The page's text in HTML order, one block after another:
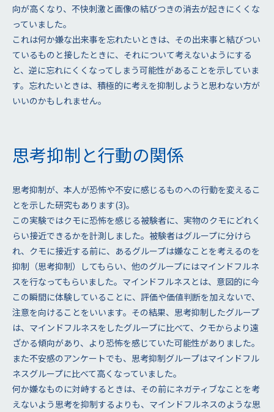
向が高くなり、不快刺激と画像の結びつきの消去が起きにくくな
っていました。
これは何か嫌な出来事を忘れたいときは、その出来事と結びつい
ているものと接したときに、それについて考えないようにする
と、逆に忘れにくくなってしまう可能性があることを示していま
す。忘れたいときは、積極的に考えを抑制しようと思わない方が
いいのかもしれません。
思考抑制と行動の関係
思考抑制が、本人が恐怖や不安に感じるものへの行動を変えるこ
とを示した研究もあります(3)。
この実験ではクモに恐怖を感じる被験者に、実物のクモにどれく
らい接近できるかを計測しました。被験者はグループに分けら
れ、クモに接近する前に、あるグループは嫌なことを考えるのを
抑制（思考抑制）してもらい、他のグループにはマインドフルネ
スを行なってもらいました。マインドフルネスとは、意図的に今
この瞬間に体験していることに、評価や価値判断を加えないで、
注意を向けることをいいます。その結果、思考抑制したグループ
は、マインドフルネスをしたグループに比べて、クモからより遠
ざかる傾向があり、より恐怖を感じていた可能性がありました。
また不安感のアンケートでも、思考抑制グループはマインドフル
ネスグループに比べて高くなっていました。
何か嫌なものに対峙するときは、その前にネガティブなことを考
えないよう思考を抑制するよりも、マインドフルネスのような思